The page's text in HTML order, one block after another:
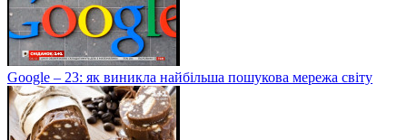
Google – 23: як виникла найбільша пошукова мережа світу